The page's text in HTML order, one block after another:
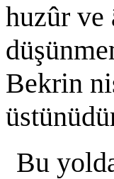
huzûr ve
Bekrin
Bu